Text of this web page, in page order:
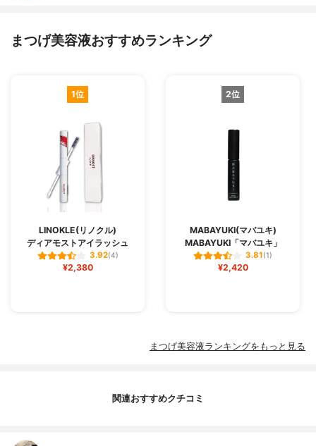
まつげ美容液おすすめランキング
1位
LINOKLE(リノクル)
ディアモストアイラッシュ
3.92(4)
¥2,380
2位
MABAYUKI(マバユキ)
MABAYUKI「マバユキ」
3.81(1)
¥2,420
まつげ美容液ランキングをもっと見る
関連おすすめクチコミ